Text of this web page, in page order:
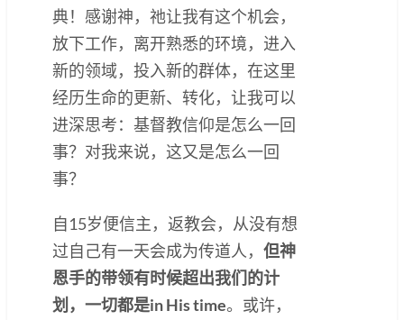
典！感谢神，祂让我有这个机会，
放下工作，离开熟悉的环境，进入
新的领域，投入新的群体，在这里
经历生命的更新、转化，让我可以
进深思考：基督教信仰是怎么一回
事？对我来说，这又是怎么一回
事？
自15岁便信主，返教会，从没有想
过自己有一天会成为传道人， 但神
恩手的带领有时候超出我们的计
划，一切都是in His time。或许，